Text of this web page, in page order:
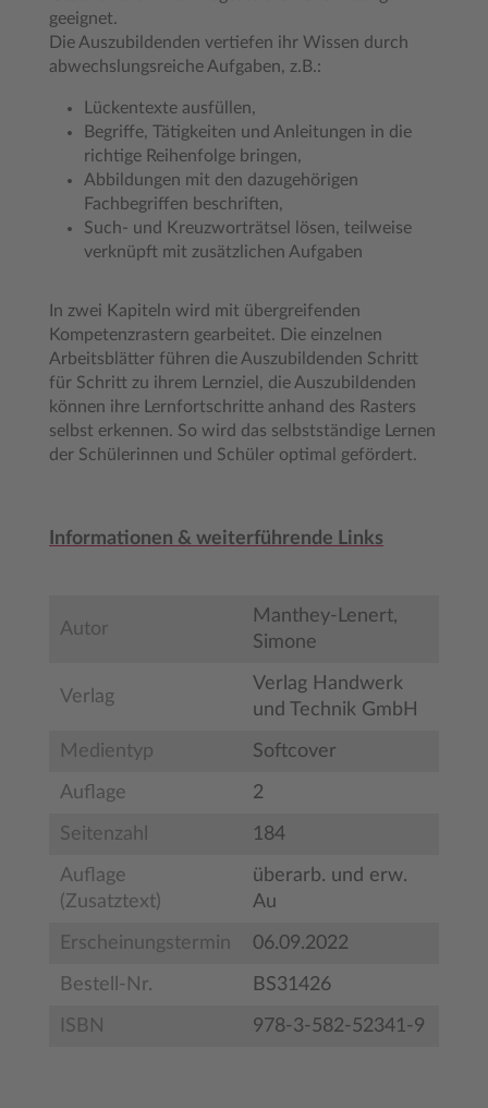
geeignet.
Die Auszubildenden vertiefen ihr Wissen durch
abwechslungsreiche Aufgaben, z.B.:
Lückentexte ausfüllen,
Begriffe, Tätigkeiten und Anleitungen in die
richtige Reihenfolge bringen,
Abbildungen mit den dazugehörigen
Fachbegriffen beschriften,
Such- und Kreuzworträtsel lösen, teilweise
verknüpft mit zusätzlichen Aufgaben
In zwei Kapiteln wird mit übergreifenden
Kompetenzrastern gearbeitet. Die einzelnen
Arbeitsblätter führen die Auszubildenden Schritt
für Schritt zu ihrem Lernziel, die Auszubildenden
können ihre Lernfortschritte anhand des Rasters
selbst erkennen. So wird das selbstständige Lernen
der Schülerinnen und Schüler optimal gefördert.
Informationen & weiterführende Links
Autor
Manthey-Lenert,
Simone
Verlag
Verlag Handwerk
und Technik GmbH
Medientyp Softcover
Auflage 2
Seitenzahl 184
Auflage
(Zusatztext)
überarb. und erw.
Au
Erscheinungstermin 06.09.2022
Bestell-Nr. BS31426
ISBN 978-3-582-52341-9